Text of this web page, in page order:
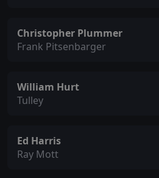
Christopher Plummer
Frank Pitsenbarger
William Hurt
Tulley
Ed Harris
Ray Mott